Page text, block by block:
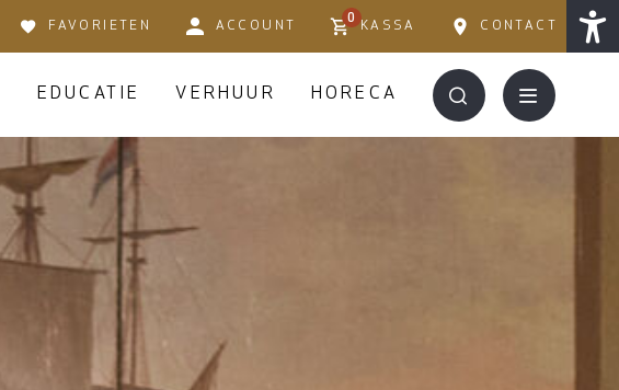
FAVORIETEN ACCOUNT
0
KASSA CONTACT
EDUCATIE VERHUUR HORECA